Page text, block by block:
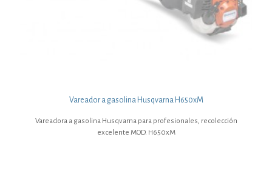
Vareador a gasolina Husqvarna H650xM
Vareadora a gasolina Husqvarna para profesionales, recolección
excelente MOD. H650xM